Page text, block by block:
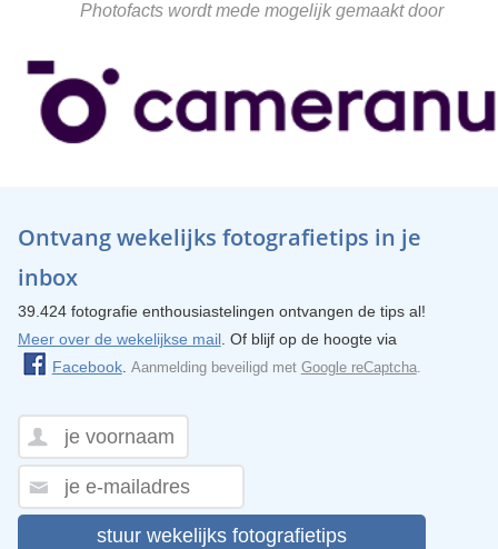
Photofacts wordt mede mogelijk gemaakt door
Ontvang wekelijks fotografietips in je
inbox
39.424 fotografie enthousiastelingen ontvangen de tips al!
Meer over de wekelijkse mail. Of blijf op de hoogte via
Facebook. Aanmelding beveiligd met Google reCaptcha.
stuur wekelijks fotografietips